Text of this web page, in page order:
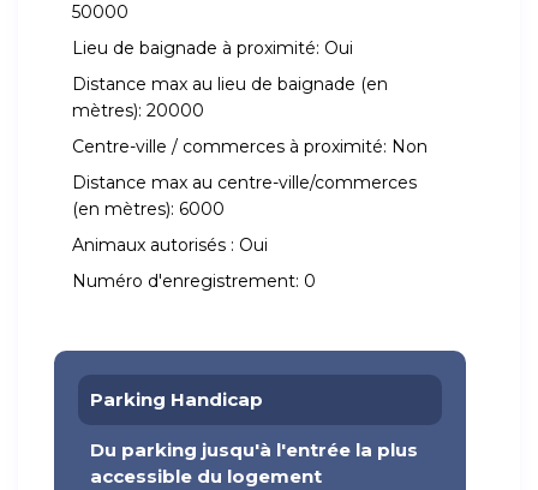
50000
Lieu de baignade à proximité: Oui
Distance max au lieu de baignade (en
mètres): 20000
Centre-ville / commerces à proximité: Non
Distance max au centre-ville/commerces
(en mètres): 6000
Animaux autorisés : Oui
Numéro d'enregistrement: 0
Parking Handicap
Du parking jusqu'à l'entrée la plus
accessible du logement